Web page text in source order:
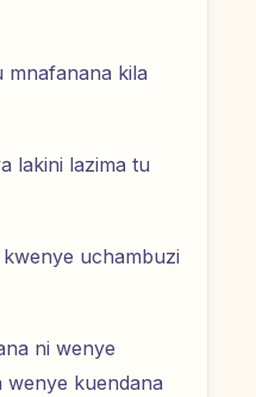
mnafanana kila
lakini lazima tu
uchambuzi
ni wenye
wenye kuendana